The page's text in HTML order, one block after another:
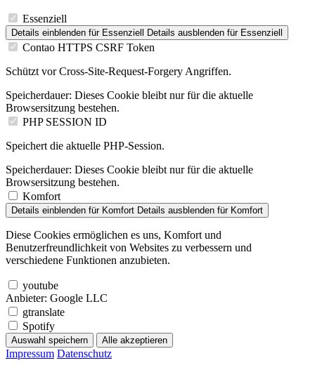
Essenziell
Details einblenden für Essenziell Details ausblenden für Essenziell
Contao HTTPS CSRF Token
Schützt vor Cross-Site-Request-Forgery Angriffen.
Speicherdauer: Dieses Cookie bleibt nur für die aktuelle
Browsersitzung bestehen.
PHP SESSION ID
Speichert die aktuelle PHP-Session.
Speicherdauer: Dieses Cookie bleibt nur für die aktuelle
Browsersitzung bestehen.
Komfort
Details einblenden für Komfort Details ausblenden für Komfort
Diese Cookies ermöglichen es uns, Komfort und
Benutzerfreundlichkeit von Websites zu verbessern und
verschiedene Funktionen anzubieten.
youtube
Anbieter: Google LLC
gtranslate
Spotify
Auswahl speichern Alle akzeptieren
Impressum Datenschutz